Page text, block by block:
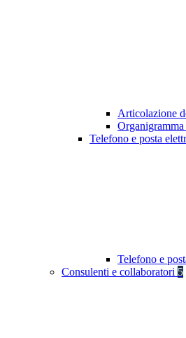
Articolazione
Organigramma
Telefono e posta
Telefono e
Consulenti e collaboratori 5